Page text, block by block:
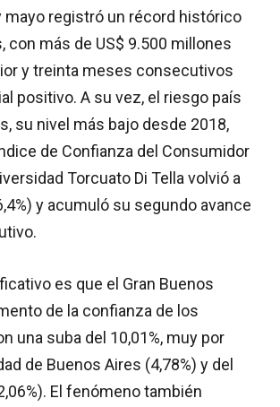
mayo registró un récord histórico
con más de US$ 9.500 millones
y treinta meses consecutivos
positivo. A su vez, el riesgo país
su nivel más bajo desde 2018,
de Confianza del Consumidor
Torcuato Di Tella volvió a
y acumuló su segundo avance
es que el Gran Buenos
de la confianza de los
una suba del 10,01%, muy por
de Buenos Aires (4,78%) y del
El fenómeno también